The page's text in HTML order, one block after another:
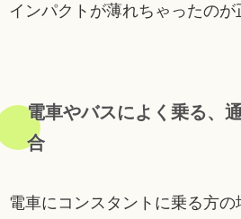
インパクトが薄れちゃったの
電車やバスによく乗る、
合
電車にコンスタントに乗る方の